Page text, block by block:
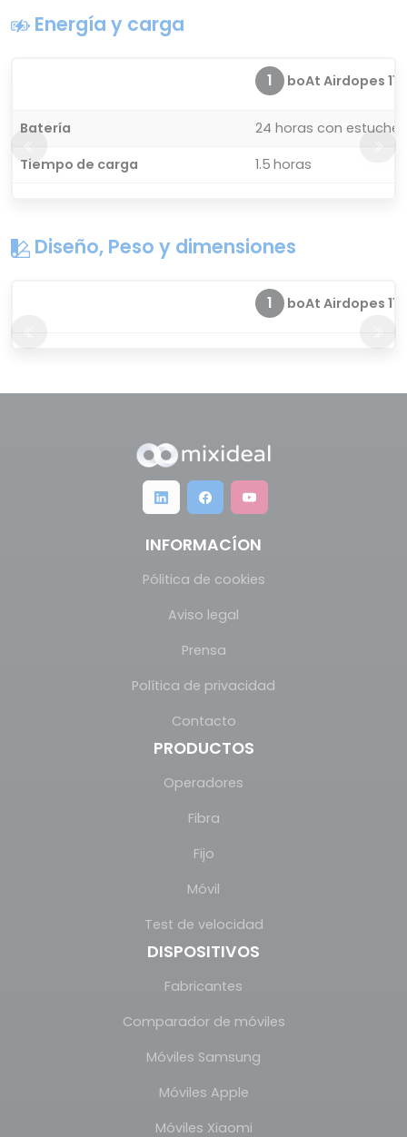
Energía y carga
1 boAt Airdopes 115
Batería
24 horas con estuche
Tiempo de carga
1.5 horas
Diseño, Peso y dimensiones
1 boAt Airdopes 115
INFORMACÍON
Pólitica de cookies
Aviso legal
Prensa
Política de privacidad
Contacto
PRODUCTOS
Operadores
Fibra
Fijo
Móvil
Test de velocidad
DISPOSITIVOS
Fabricantes
Comparador de móviles
Móviles Samsung
Móviles Apple
Móviles Xiaomi